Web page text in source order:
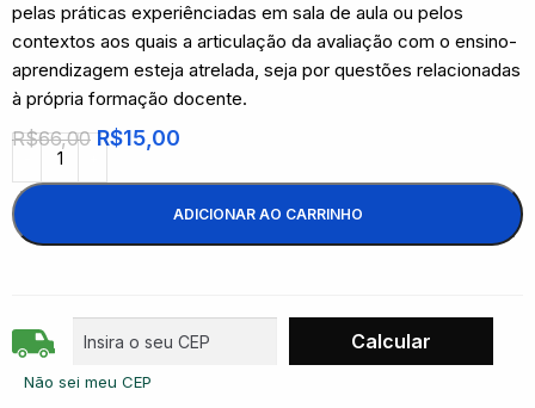
pelas práticas experiênciadas em sala de aula ou pelos
contextos aos quais a articulação da avaliação com o ensino-
aprendizagem esteja atrelada, seja por questões relacionadas
à própria formação docente.
R$66,00 R$15,00
ADICIONAR AO CARRINHO
Não sei meu CEP